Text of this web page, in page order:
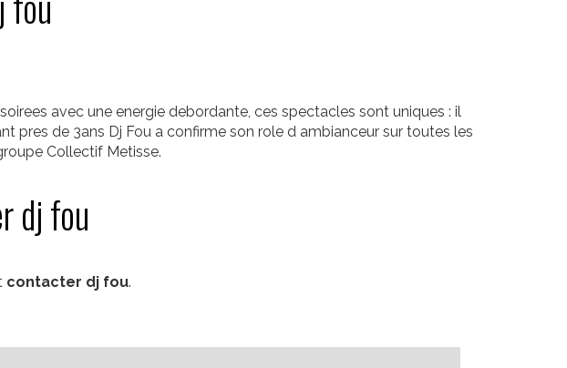
avec une energie debordante, ces spectacles sont uniques : il
pres de 3ans Dj Fou a confirme son role d ambianceur sur toutes les
Collectif Metisse.
dj fou
contacter dj fou.